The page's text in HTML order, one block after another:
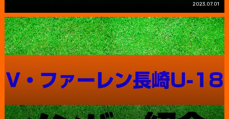
2023.07.01